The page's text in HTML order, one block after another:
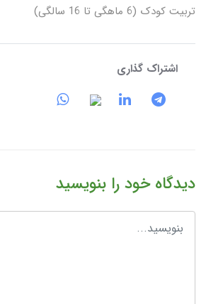
تربیت کودک (6 ماهگی تا 16 سالگی)
اشتراک گذاری
دیدگاه خود را بنویسید